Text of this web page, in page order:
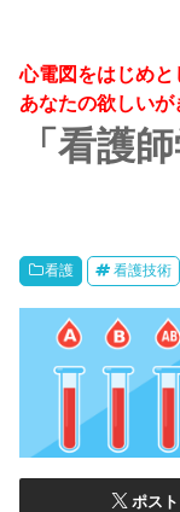
心電図をはじめと
あなたの欲しいが
「看護
看護 看護技術
ポスト